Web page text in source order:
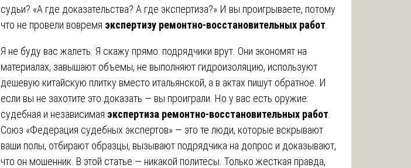
судьи? «А где доказательства? А где экспертиза?» И вы проигрываете, потому
что не провели вовремя экспертизу ремонтно-восстановительных работ
Я не буду вас жалеть. Я скажу прямо: подрядчики врут. Они экономят на
материалах, завышают объемы, не выполняют гидроизоляцию, используют
дешевую китайскую плитку вместо итальянской, а в актах пишут обратное. И
если вы не захотите это доказать — вы проиграли. Но у вас есть оружие:
судебная и независимая экспертиза ремонтно-восстановительных работ
Союз «Федерация судебных экспертов» — это те люди, которые вскрывают
ваши полы, отбирают образцы, вызывают подрядчика на допрос и доказывают,
что он мошенник. В этой статье — никакой политесы. Только жесткая правда,